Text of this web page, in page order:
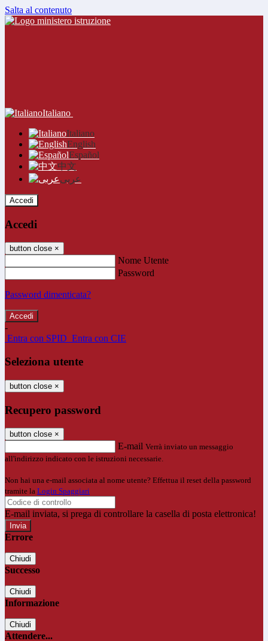
Salta al contenuto
Italiano
Italiano
English
Español
中文
عربى
Accedi
Accedi
button close ×
Nome Utente
Password
Password dimenticata?
-
Entra con SPID Entra con CIE
Seleziona utente
button close ×
Recupero password
button close ×
E-mail Verrà inviato un messaggio
all'indirizzo indicato con le istruzioni necessarie.
Non hai una e-mail associata al nome utente? Effettua il reset della password
tramite la Login Spaggiari
E-mail inviata, si prega di controllare la casella di posta elettronica!
Errore
Chiudi
Successo
Chiudi
Informazione
Chiudi
Attendere...